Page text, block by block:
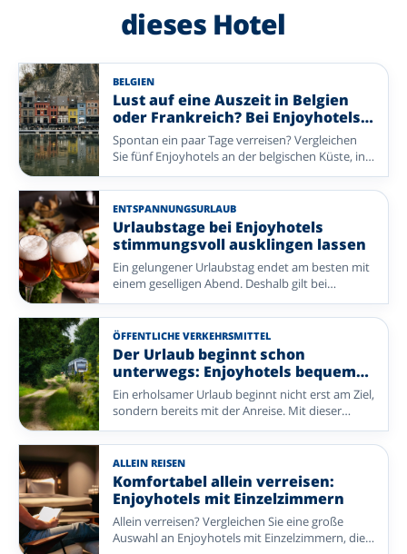
dieses Hotel
BELGIEN
Lust auf eine Auszeit in Belgien
oder Frankreich? Bei Enjoyhotels
sind Sie jederzeit willkommen
Spontan ein paar Tage verreisen? Vergleichen
Sie fünf Enjoyhotels an der belgischen Küste, in
Tongeren, in den Ardennen und im
französischen Elsass. Für alle gilt: ein 5-tägiges
All-inclusive-Paket.
ENTSPANNUNGSURLAUB
Urlaubstage bei Enjoyhotels
stimmungsvoll ausklingen lassen
Ein gelungener Urlaubstag endet am besten mit
einem geselligen Abend. Deshalb gilt bei
Enjoyhotels: Ein 5-tägiges All-inclusive-Paket
umfasst auch ein Abendprogramm. Von Live-
Musik und Bingo bis zu einem entspannten
Spaziergang oder einer Weinprobe gestaltet
jedes Enjoyhotel den Abend auf eigene Weise.
Vergleichen Sie auf dieser Seite acht Enjoyhotels
in den Niederlanden, Belgien und Deutschland
mit jeweils eigenem stimmungsvollem
Abendprogramm.
ÖFFENTLICHE VERKEHRSMITTEL
Der Urlaub beginnt schon
unterwegs: Enjoyhotels bequem
mit öffentlichen Verkehrsmitteln
erreichen
Ein erholsamer Urlaub beginnt nicht erst am Ziel,
sondern bereits mit der Anreise. Mit dieser
Auswahl an Enjoyhotels gelangen Sie bequem
mit öffentlichen Verkehrsmitteln zu besonderen
Reisezielen wie der belgischen Küste, dem
beschaulichen Norden der Niederlande und den
herrlichen Watteninseln. Ob Sie sich am Meer
den Wind um die Nase wehen lassen, die Ruhe
einer Insel genießen oder die Groninger
Landschaft entdecken möchten: Ihr Urlaubsziel
ALLEIN REISEN
Komfortabel allein verreisen:
Enjoyhotels mit Einzelzimmern
Allein verreisen? Vergleichen Sie eine große
Auswahl an Enjoyhotels mit Einzelzimmern, die